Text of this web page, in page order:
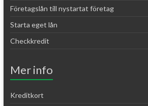
Företagslån till nystartat företag
Starta eget lån
Checkkredit
Mer info
Kreditkort